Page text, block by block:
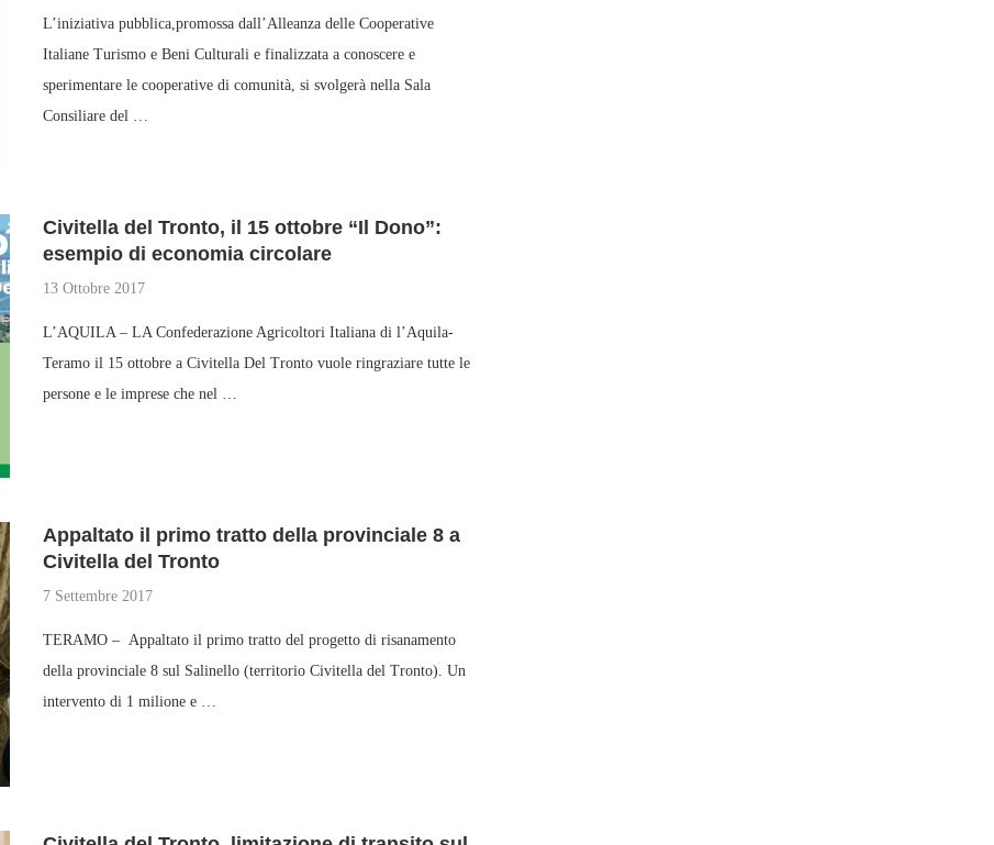
L’iniziativa pubblica,promossa dall’Alleanza delle Cooperative
Italiane Turismo e Beni Culturali e finalizzata a conoscere e
sperimentare le cooperative di comunità, si svolgerà nella Sala
Consiliare del …
Civitella del Tronto, il 15 ottobre “Il Dono”:
esempio di economia circolare
13 Ottobre 2017
L’AQUILA – LA Confederazione Agricoltori Italiana di l’Aquila-
Teramo il 15 ottobre a Civitella Del Tronto vuole ringraziare tutte le
persone e le imprese che nel …
Appaltato il primo tratto della provinciale 8 a
Civitella del Tronto
7 Settembre 2017
TERAMO – Appaltato il primo tratto del progetto di risanamento
della provinciale 8 sul Salinello (territorio Civitella del Tronto). Un
intervento di 1 milione e …